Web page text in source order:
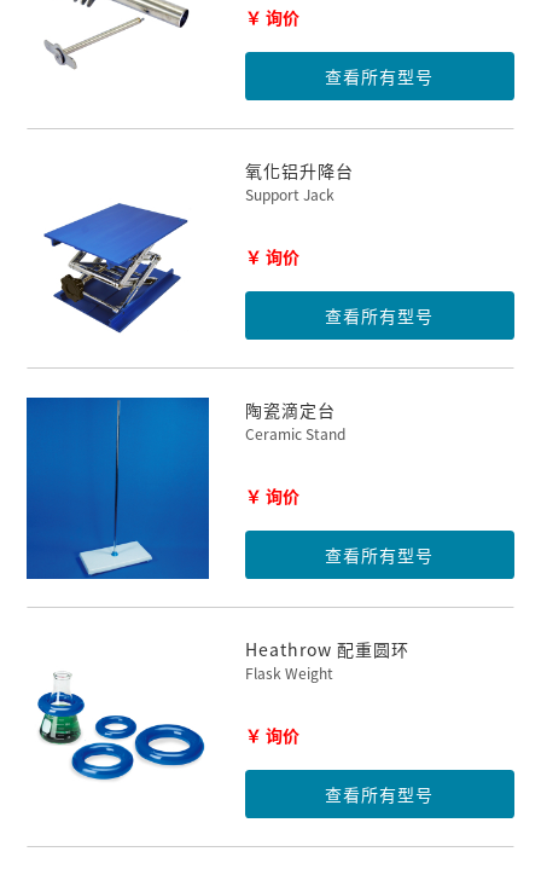
￥ 询价
查看所有型号
氧化铝升降台
Support Jack
￥ 询价
查看所有型号
陶瓷滴定台
Ceramic Stand
￥ 询价
查看所有型号
Heathrow 配重圆环
Flask Weight
￥ 询价
查看所有型号